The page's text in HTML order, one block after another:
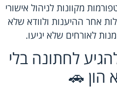
מקוונות לניהול אישורי
אחר ההיענות ולוודא שלא
לאורחים שלא יגיעו.
לחתונה בלי
הון 🚗